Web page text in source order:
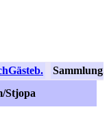
Gästeb. Sammlung
Stjopa